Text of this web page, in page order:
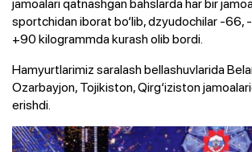
sportchidan iborat bo‘lib, dzyudochilar -66,
+90 kilogrammda kurash olib bordi.
Hamyurtlarimiz saralash bellashuvlarida
Ozarbayjon, Tojikiston, Qirg‘iziston
erishdi.